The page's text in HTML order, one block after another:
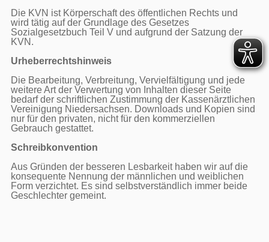
Die KVN ist Körperschaft des öffentlichen Rechts und
wird tätig auf der Grundlage des Gesetzes
Sozialgesetzbuch Teil V und aufgrund der Satzung der
KVN.
Urheberrechtshinweis
Die Bearbeitung, Verbreitung, Vervielfältigung und jede
weitere Art der Verwertung von Inhalten dieser Seite
bedarf der schriftlichen Zustimmung der Kassenärztlichen
Vereinigung Niedersachsen. Downloads und Kopien sind
nur für den privaten, nicht für den kommerziellen
Gebrauch gestattet.
Schreibkonvention
Aus Gründen der besseren Lesbarkeit haben wir auf die
konsequente Nennung der männlichen und weiblichen
Form verzichtet. Es sind selbstverständlich immer beide
Geschlechter gemeint.